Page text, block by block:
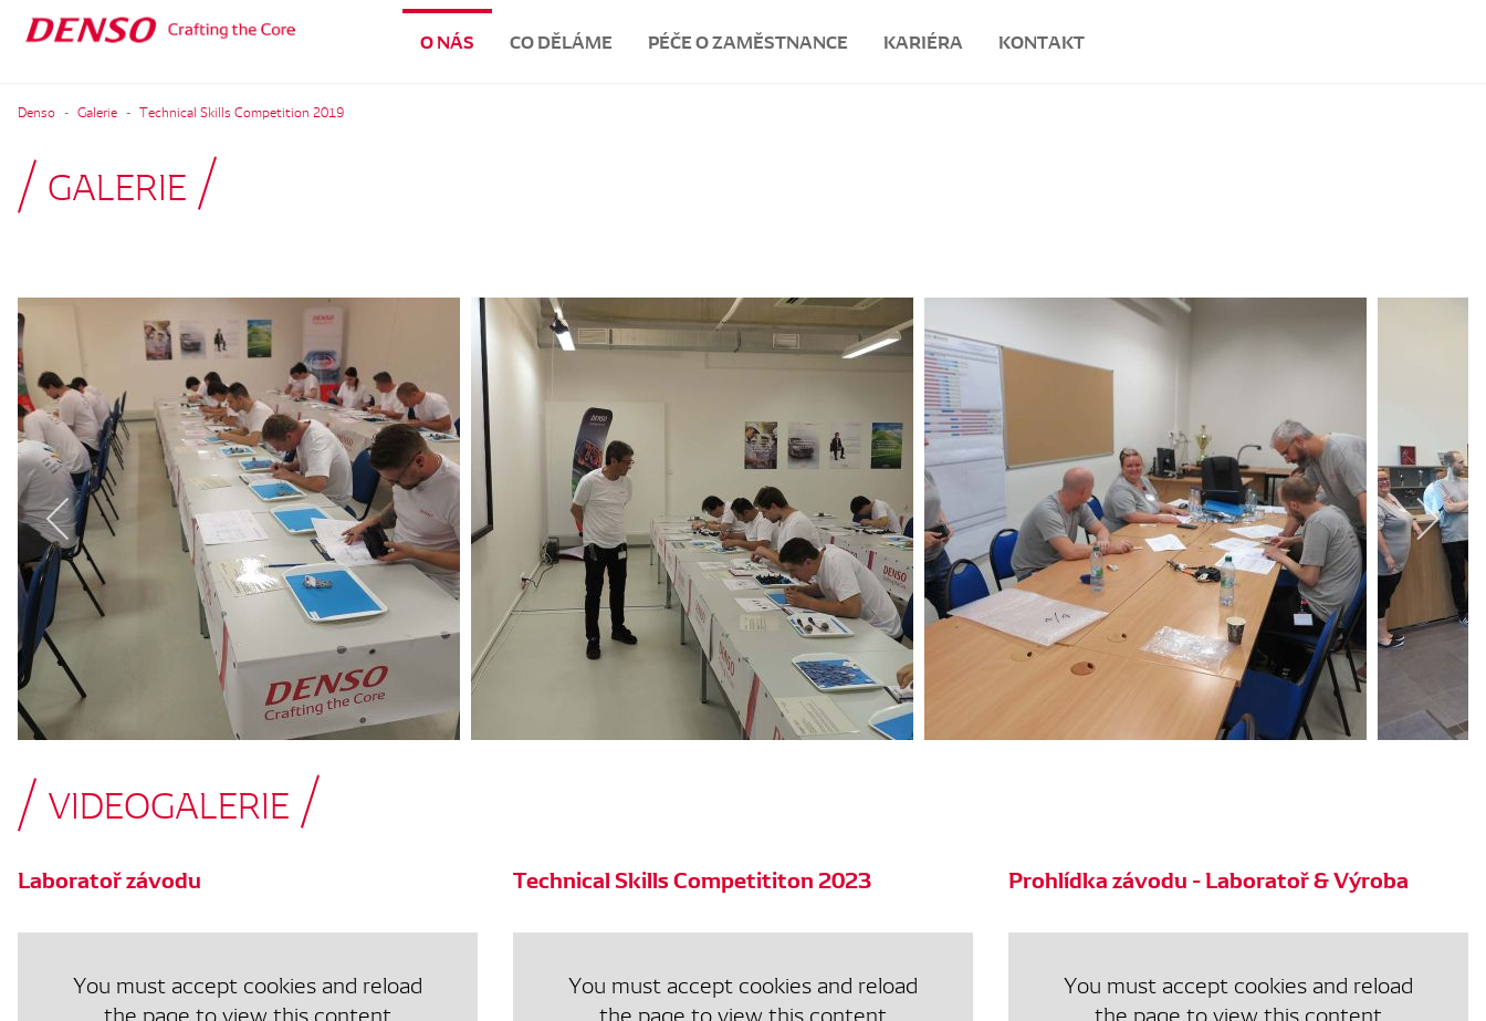
O NÁS CO DĚLÁME PÉČE O ZAMĚSTNANCE KARIÉRA KONTAKT
Denso Galerie Technical Skills Competition 2019
GALERIE
VIDEOGALERIE
Laboratoř závodu
You must accept cookies and reload
the page to view this content
Technical Skills Competititon 2023
You must accept cookies and reload
the page to view this content
Prohlídka závodu - Laboratoř & Výroba
You must accept cookies and reload
the page to view this content